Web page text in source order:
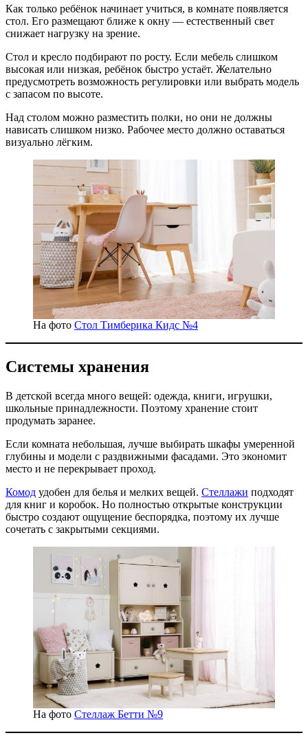
Как только ребёнок начинает учиться, в комнате появляется
стол. Его размещают ближе к окну — естественный свет
снижает нагрузку на зрение.
Стол и кресло подбирают по росту. Если мебель слишком
высокая или низкая, ребёнок быстро устаёт. Желательно
предусмотреть возможность регулировки или выбрать модель
с запасом по высоте.
Над столом можно разместить полки, но они не должны
нависать слишком низко. Рабочее место должно оставаться
визуально лёгким.
На фото Стол Тимберика Кидс №4
Системы хранения
В детской всегда много вещей: одежда, книги, игрушки,
школьные принадлежности. Поэтому хранение стоит
продумать заранее.
Если комната небольшая, лучше выбирать шкафы умеренной
глубины и модели с раздвижными фасадами. Это экономит
место и не перекрывает проход.
Комод удобен для белья и мелких вещей. Стеллажи подходят
для книг и коробок. Но полностью открытые конструкции
быстро создают ощущение беспорядка, поэтому их лучше
сочетать с закрытыми секциями.
На фото Стеллаж Бетти №9